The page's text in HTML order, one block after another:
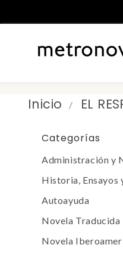
Inicio EL
Categorías
Administración y
Historia, Ensayos
Autoayuda
Novela Traducida
Novela